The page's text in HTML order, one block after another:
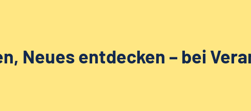
Neues entdecken – bei